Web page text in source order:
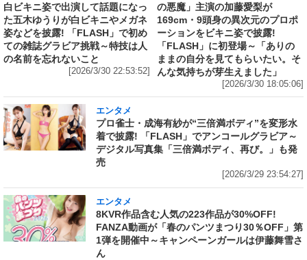
白ビキニ姿で出演して話題になっ
た五木ゆうりが白ビキニやメガネ
姿などを披露! 「FLASH」で初め
ての雑誌グラビア挑戦～特技は人
の名前を忘れないこと
[2026/3/30 22:53:52]
の悪魔」主演の加藤愛梨が
169cm・9頭身の異次元のプロポ
ーションをビキニ姿で披露!
「FLASH」に初登場～「ありの
ままの自分を見てもらいたい。そ
んな気持ちが芽生えました」
[2026/3/30 18:05:06]
エンタメ
プロ雀士・成海有紗が“三倍満ボディ”を変形水
着で披露! 「FLASH」でアンコールグラビア～
デジタル写真集「三倍満ボディ、再び。」も発
売
[2026/3/29 23:54:27]
エンタメ
8KVR作品含む人気の223作品が30%OFF!
FANZA動画が「春のパンツまつり30％OFF」第
1弾を開催中～キャンペーンガールは伊藤舞雪さ
ん